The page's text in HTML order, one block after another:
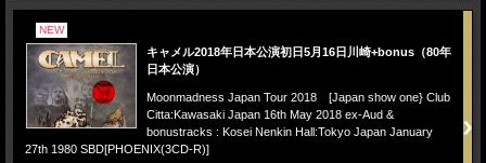
NEW
キャメル2018年日本公演初日5月16日川崎+bonus（80年
日本公演）
Moonmadness Japan Tour 2018 [Japan show one} Club
Citta:Kawasaki Japan 16th May 2018 ex-Aud &
bonustracks : Kosei Nenkin Hall:Tokyo Japan January
27th 1980 SBD[PHOENIX(3CD-R)]